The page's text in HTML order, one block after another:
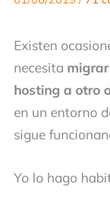
Existen
necesita
hosting a otro
en un entorno
sigue
Yo lo hago